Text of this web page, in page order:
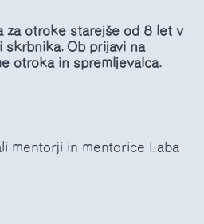
za otroke starejše od 8 let v
skrbnika. Ob prijavi na
otroka in spremljevalca.
mentorji in mentorice Laba